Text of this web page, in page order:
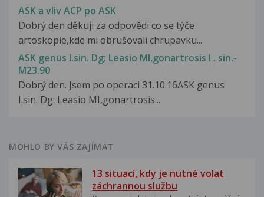
ASK a vliv ACP po ASK
Dobrý den děkuji za odpovědi co se týče
artoskopie,kde mi obrušovali chrupavku...
ASK genus I.sin. Dg: Leasio MI,gonartrosis I . sin.-
M23.90
Dobrý den. Jsem po operaci 31.10.16ASK genus
I.sin. Dg: Leasio MI,gonartrosis...
MOHLO BY VÁS ZAJÍMAT
13 situací, kdy je nutné volat
záchrannou službu